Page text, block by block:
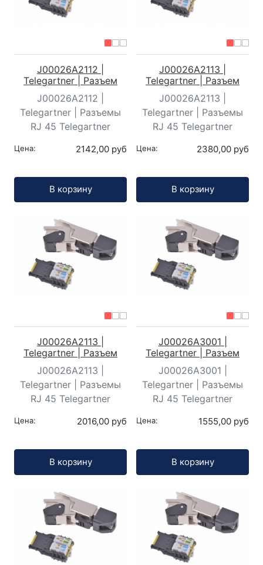
J00026A2112 |
Telegartner | Разъем
J00026A2112 |
Telegartner | Разъемы
RJ 45 Telegartner
Цена: 2142,00 руб
В корзину
J00026A2113 |
Telegartner | Разъем
J00026A2113 |
Telegartner | Разъемы
RJ 45 Telegartner
Цена: 2380,00 руб
В корзину
J00026A2113 |
Telegartner | Разъем
J00026A2113 |
Telegartner | Разъемы
RJ 45 Telegartner
Цена: 2016,00 руб
В корзину
J00026A3001 |
Telegartner | Разъем
J00026A3001 |
Telegartner | Разъемы
RJ 45 Telegartner
Цена: 1555,00 руб
В корзину